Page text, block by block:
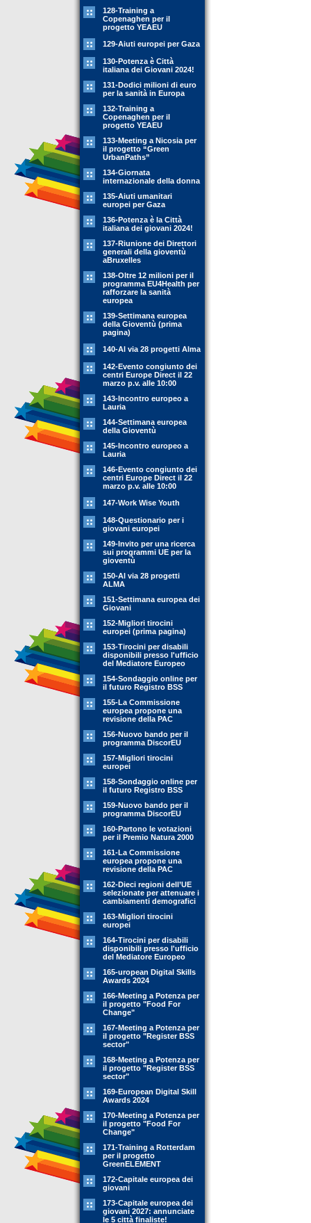
128-Training a
Copenaghen per il
progetto YEAEU
129-Aiuti europei per Gaza
130-Potenza è Città
italiana dei Giovani 2024!
131-Dodici milioni di euro
per la sanità in Europa
132-Training a
Copenaghen per il
progetto YEAEU
133-Meeting a Nicosia per
il progetto “Green
UrbanPaths”
134-Giornata
internazionale della donna
135-Aiuti umanitari
europei per Gaza
136-Potenza è la Città
italiana dei giovani 2024!
137-Riunione dei Direttori
generali della gioventù
aBruxelles
138-Oltre 12 milioni per il
programma EU4Health per
rafforzare la sanità
europea
139-Settimana europea
della Gioventù (prima
pagina)
140-Al via 28 progetti Alma
142-Evento congiunto dei
centri Europe Direct il 22
marzo p.v. alle 10:00
143-Incontro europeo a
Lauria
144-Settimana europea
della Gioventù
145-Incontro europeo a
Lauria
146-Evento congiunto dei
centri Europe Direct il 22
marzo p.v. alle 10:00
147-Work Wise Youth
148-Questionario per i
giovani europei
149-Invito per una ricerca
sui programmi UE per la
gioventù
150-Al via 28 progetti
ALMA
151-Settimana europea dei
Giovani
152-Migliori tirocini
europei (prima pagina)
153-Tirocini per disabili
disponibili presso l'ufficio
del Mediatore Europeo
154-Sondaggio online per
il futuro Registro BSS
155-La Commissione
europea propone una
revisione della PAC
156-Nuovo bando per il
programma DiscorEU
157-Migliori tirocini
europei
158-Sondaggio online per
il futuro Registro BSS
159-Nuovo bando per il
programma DiscorEU
160-Partono le votazioni
per il Premio Natura 2000
161-La Commissione
europea propone una
revisione della PAC
162-Dieci regioni dell’UE
selezionate per attenuare i
cambiamenti demografici
163-Migliori tirocini
europei
164-Tirocini per disabili
disponibili presso l'ufficio
del Mediatore Europeo
165-uropean Digital Skills
Awards 2024
166-Meeting a Potenza per
il progetto "Food For
Change"
167-Meeting a Potenza per
il progetto "Register BSS
sector"
168-Meeting a Potenza per
il progetto "Register BSS
sector"
169-European Digital Skill
Awards 2024
170-Meeting a Potenza per
il progetto "Food For
Change"
171-Training a Rotterdam
per il progetto
GreenELEMENT
172-Capitale europea dei
giovani
173-Capitale europea dei
giovani 2027: annunciate
le 5 città finaliste!